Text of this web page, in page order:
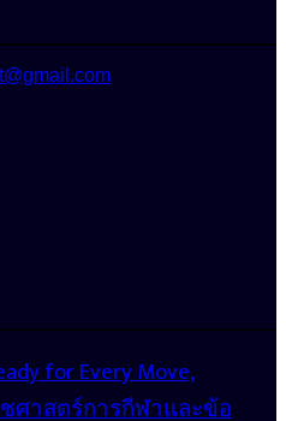
for Every Move,
ศาสตร์การกีฬาและข้อ